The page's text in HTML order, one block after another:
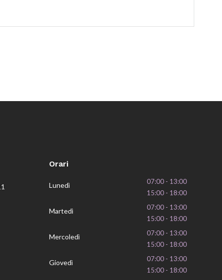
Orari
Lunedì
07:00 - 13:00
15:00 - 18:00
Martedì
07:00 - 13:00
15:00 - 18:00
Mercoledì
07:00 - 13:00
15:00 - 18:00
Giovedì
07:00 - 13:00
15:00 - 18:00